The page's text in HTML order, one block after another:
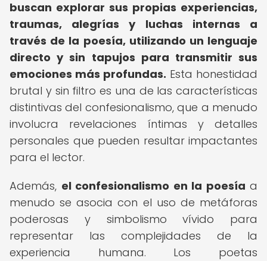
buscan explorar sus propias experiencias,
traumas, alegrías y luchas internas a
través de la poesía, utilizando un lenguaje
directo y sin tapujos para transmitir sus
emociones más profundas. Esta honestidad
brutal y sin filtro es una de las características
distintivas del confesionalismo, que a menudo
involucra revelaciones íntimas y detalles
personales que pueden resultar impactantes
para el lector.
Además, el confesionalismo en la poesía a
menudo se asocia con el uso de metáforas
poderosas y simbolismo vívido para
representar las complejidades de la
experiencia humana. Los poetas